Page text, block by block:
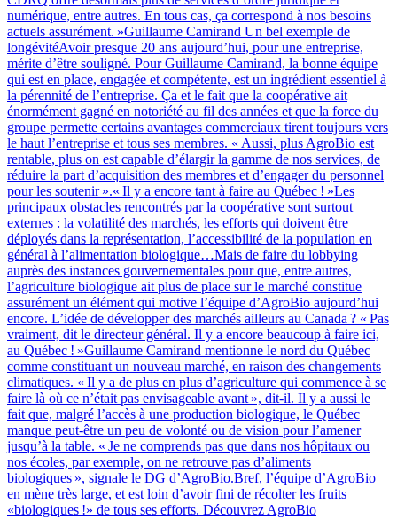
numérique, entre autres. En tous cas, ça correspond à nos besoins
actuels assurément. »Guillaume Camirand Un bel exemple de
longévitéAvoir presque 20 ans aujourd’hui, pour une entreprise,
mérite d’être souligné. Pour Guillaume Camirand, la bonne équipe
qui est en place, engagée et compétente, est un ingrédient essentiel à
la pérennité de l’entreprise. Ça et le fait que la coopérative ait
énormément gagné en notoriété au fil des années et que la force du
groupe permette certains avantages commerciaux tirent toujours vers
le haut l’entreprise et tous ses membres. « Aussi, plus AgroBio est
rentable, plus on est capable d’élargir la gamme de nos services, de
réduire la part d’acquisition des membres et d’engager du personnel
pour les soutenir ».« Il y a encore tant à faire au Québec ! »Les
principaux obstacles rencontrés par la coopérative sont surtout
externes : la volatilité des marchés, les efforts qui doivent être
déployés dans la représentation, l’accessibilité de la population en
général à l’alimentation biologique…Mais de faire du lobbying
auprès des instances gouvernementales pour que, entre autres,
l’agriculture biologique ait plus de place sur le marché constitue
assurément un élément qui motive l’équipe d’AgroBio aujourd’hui
encore. L’idée de développer des marchés ailleurs au Canada ? « Pas
vraiment, dit le directeur général. Il y a encore beaucoup à faire ici,
au Québec ! »Guillaume Camirand mentionne le nord du Québec
comme constituant un nouveau marché, en raison des changements
climatiques. « Il y a de plus en plus d’agriculture qui commence à se
faire là où ce n’était pas envisageable avant », dit-il. Il y a aussi le
fait que, malgré l’accès à une production biologique, le Québec
manque peut-être un peu de volonté ou de vision pour l’amener
jusqu’à la table. « Je ne comprends pas que dans nos hôpitaux ou
nos écoles, par exemple, on ne retrouve pas d’aliments
biologiques », signale le DG d’AgroBio.Bref, l’équipe d’AgroBio
en mène très large, et est loin d’avoir fini de récolter les fruits
«biologiques !» de tous ses efforts. Découvrez AgroBio